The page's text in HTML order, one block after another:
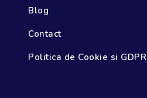
Blog
Contact
Politica de Cookie si GDPR